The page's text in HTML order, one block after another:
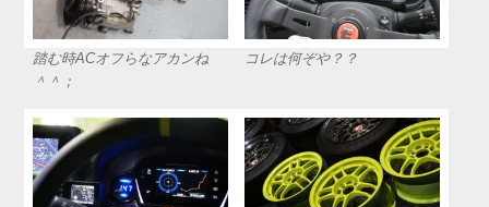
踏む時ACオフらなアカンね
＾＾；
コレは何ぞや？？